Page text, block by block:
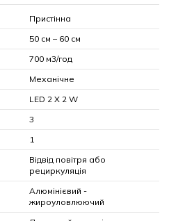
Пристінна
50 см – 60 см
700 м3/год
Механічне
LED 2 Х 2 W
3
1
Відвід повітря або
рециркуляція
Алюмінієвий -
жироуловлюючий